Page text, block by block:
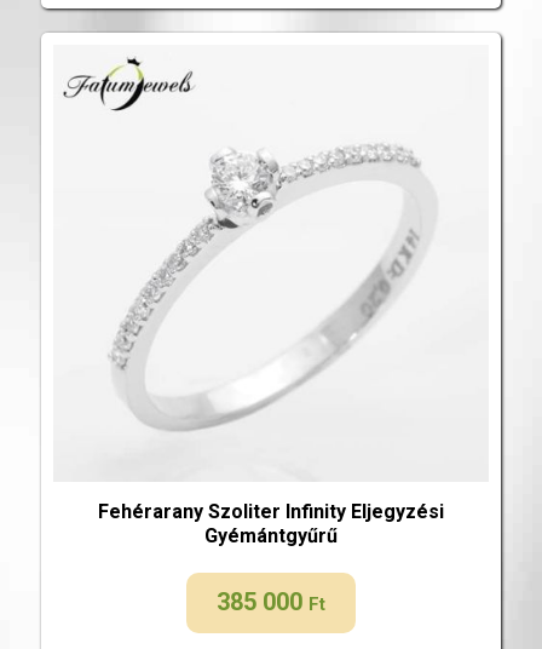
Fehérarany Szoliter Infinity Eljegyzési
Gyémántgyűrű
385 000 Ft